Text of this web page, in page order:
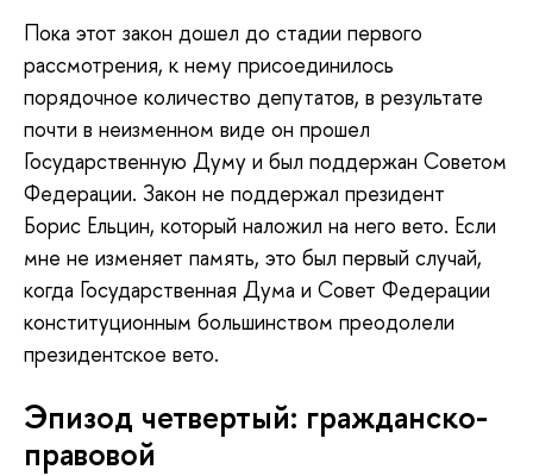
Пока этот закон дошел до стадии первого
рассмотрения, к нему присоединилось
порядочное количество депутатов, в результате
почти в неизменном виде он прошел
Государственную Думу и был поддержан Советом
Федерации. Закон не поддержал президент
Борис Ельцин, который наложил на него вето. Если
мне не изменяет память, это был первый случай,
когда Государственная Дума и Совет Федерации
конституционным большинством преодолели
президентское вето.
Эпизод четвертый: гражданско-
правовой